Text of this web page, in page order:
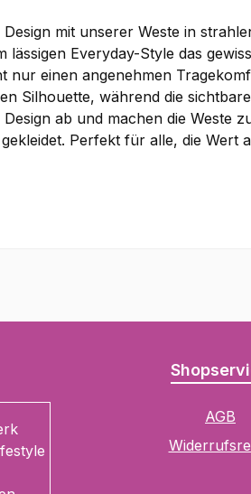
mit unserer Weste in
Everyday-Style das
einen angenehmen
Silhouette, während die
ab und machen die Weste
Perfekt für alle, die
AGB